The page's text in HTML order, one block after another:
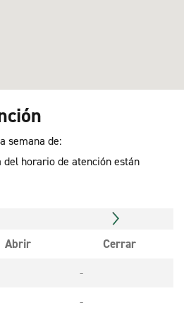
semana de:
del horario de atención están
Abrir
Cerrar
-
-